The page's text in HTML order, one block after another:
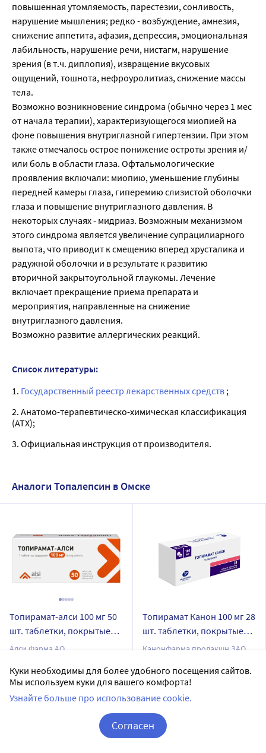
повышенная утомляемость, парестезии, сонливость,
нарушение мышления; редко - возбуждение, амнезия,
снижение аппетита, афазия, депрессия, эмоциональная
лабильность, нарушение речи, нистагм, нарушение
зрения (в т.ч. диплопия), извращение вкусовых
ощущений, тошнота, нефроуролитиаз, снижение массы
тела.
Возможно возникновение синдрома (обычно через 1 мес
от начала терапии), характеризующегося миопией на
фоне повышения внутриглазной гипертензии. При этом
также отмечалось острое понижение остроты зрения и/
или боль в области глаза. Офтальмологические
проявления включали: миопию, уменьшение глубины
передней камеры глаза, гиперемию слизистой оболочки
глаза и повышение внутриглазного давления. В
некоторых случаях - мидриаз. Возможным механизмом
этого синдрома является увеличение супрацилиарного
выпота, что приводит к смещению вперед хрусталика и
радужной оболочки и в результате к развитию
вторичной закрытоугольной глаукомы. Лечение
включает прекращение приема препарата и
мероприятия, направленные на снижение
внутриглазного давления.
Возможно развитие аллергических реакций.
Список литературы:
1. Государственный реестр лекарственных средств ;
2. Анатомо-терапевтическо-химическая классификация
(ATX);
3. Официальная инструкция от производителя.
Аналоги Топалепсин в Омске
Топирамат-алси 100 мг 50
шт. таблетки, покрытые
пленочной оболочкой
Алси Фарма АО
таблетки, покрытые пленочной оболочкой
Дозировка 100 мг
50 шт в уп.
Доставим в аптеку
завтра
Топирамат Канон 100 мг 28
шт. таблетки, покрытые
пленочной оболочкой
Канонфарма продакшн ЗАО
таблетки, покрытые пленочной оболочкой
Дозировка 100 мг
28 шт в уп.
Доставим в аптеку
В наличии
Куки необходимы для более удобного посещения сайтов.
Мы используем куки для вашего комфорта!
Узнайте больше про использование cookie.
Согласен